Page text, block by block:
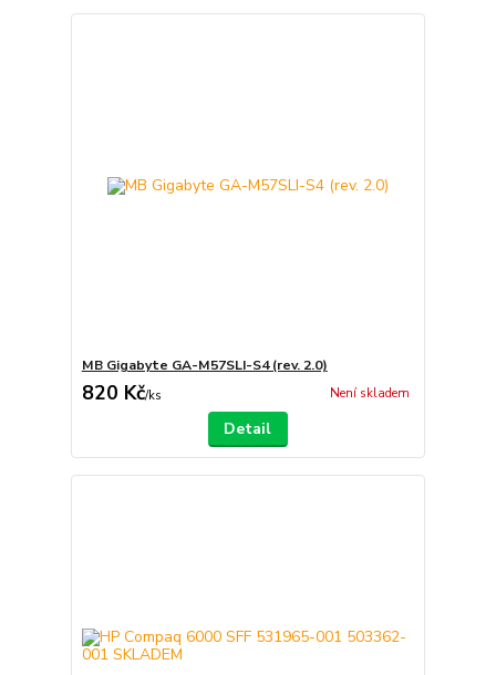
MB Gigabyte GA-M57SLI-S4 (rev. 2.0)
820 Kč/ks Není skladem
Detail